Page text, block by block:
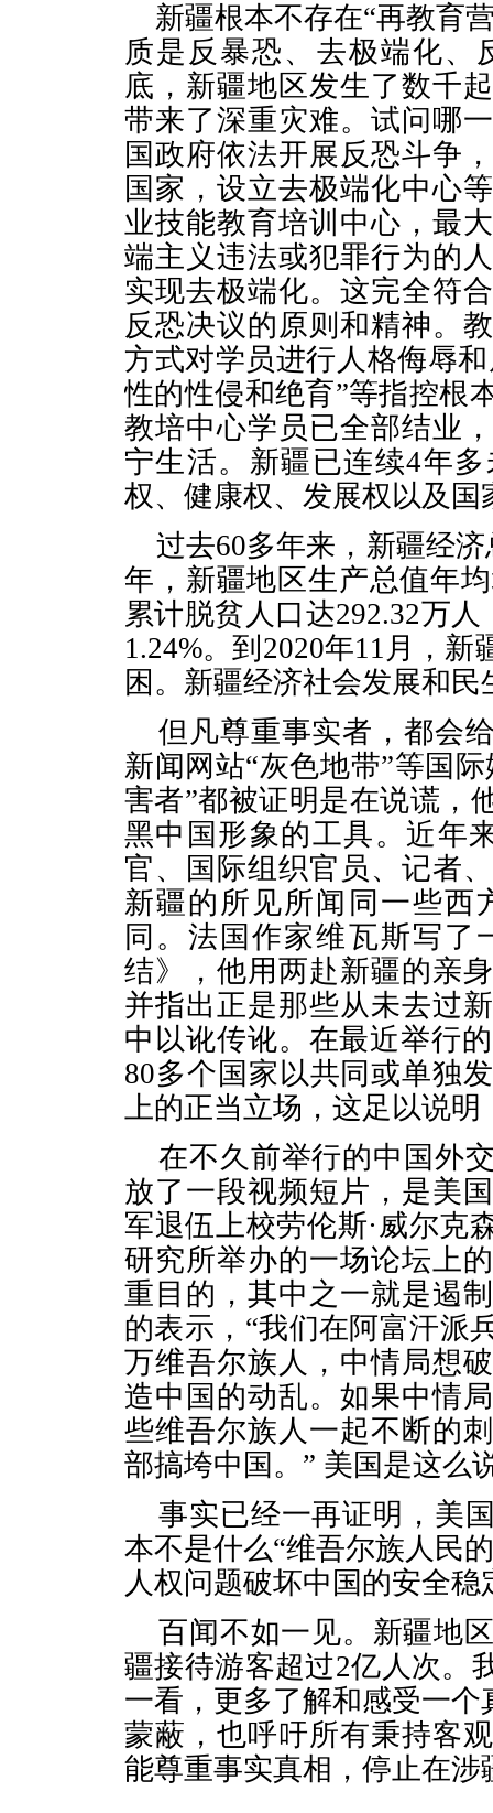
新疆根本不存在“再教育
质是反暴恐、去极端化、
底，新疆地区发生了数千
带来了深重灾难。试问哪
国政府依法开展反恐斗争
国家，设立去极端化中心
业技能教育培训中心，最
端主义违法或犯罪行为的
实现去极端化。这完全符
反恐决议的原则和精神。
方式对学员进行人格侮辱
性的性侵和绝育”等指控根
教培中心学员已全部结业
宁生活。新疆已连续4年
权、健康权、发展权以及
过去60多年来，新疆经
年，新疆地区生产总值年
累计脱贫人口达292.32万人
1.24%。到 2020年11 月，新
困。新疆经济社会发展和
但凡尊重事实者，都会
新闻网站“灰色地带”等国
害者”都被证明是在说谎，
黑中国形象的工具。近年
官、国际组织官员、记者
新疆的所见所闻同一些西
同。法国作家维瓦斯写了
结》，他用两赴新疆的亲
并指出正是那些从未去过
中以讹传讹。在最近举行
80多个国家以共同或单独
上的正当立场，这足以说明
在不久前举行的中国外
放了一段视频短片，是美
军退伍上校劳伦斯·威尔克
研究所举办的一场论坛上
重目的，其中之一就是遏
的表示，“我们在阿富汗派
万维吾尔族人，中情局想
造中国的动乱。如果中情
些维吾尔族人一起不断的
部搞垮中国。” 美国是这么
事实已经一再证明，美
本不是什么“维吾尔族人民
人权问题破坏中国的安全
百闻不如一见。新疆地
疆接待游客超过2亿人次。
一看，更多了解和感受一
蒙蔽，也呼吁所有秉持客
能尊重事实真相，停止在